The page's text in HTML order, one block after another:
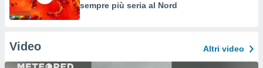
sempre più seria al Nord
Video Altri video